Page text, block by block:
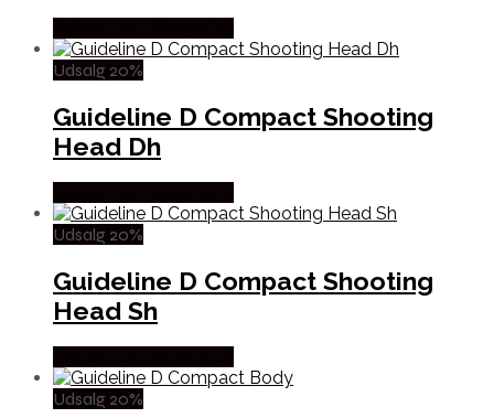
Udsalg 20%
Guideline D Compact Shooting
Head Dh
Udsalg 20%
Guideline D Compact Shooting
Head Sh
Udsalg 20%